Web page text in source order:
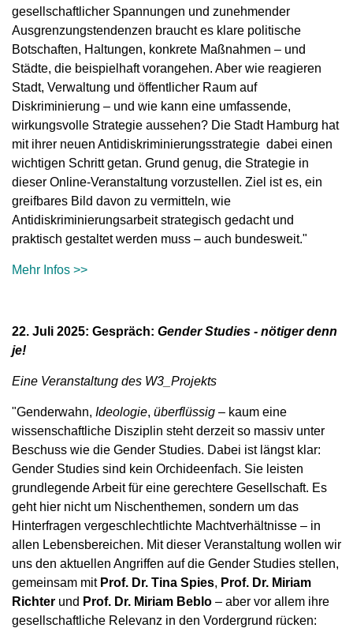
gesellschaftlicher Spannungen und zunehmender
Ausgrenzungstendenzen braucht es klare politische
Botschaften, Haltungen, konkrete Maßnahmen – und
Städte, die beispielhaft vorangehen. Aber wie reagieren
Stadt, Verwaltung und öffentlicher Raum auf
Diskriminierung – und wie kann eine umfassende,
wirkungsvolle Strategie aussehen? Die Stadt Hamburg hat
mit ihrer neuen Antidiskriminierungsstrategie dabei einen
wichtigen Schritt getan. Grund genug, die Strategie in
dieser Online-Veranstaltung vorzustellen. Ziel ist es, ein
greifbares Bild davon zu vermitteln, wie
Antidiskriminierungsarbeit strategisch gedacht und
praktisch gestaltet werden muss – auch bundesweit."
Mehr Infos >>
22. Juli 2025: Gespräch: Gender Studies - nötiger denn
je!
Eine Veranstaltung des W3_Projekts
"Genderwahn, Ideologie, überflüssig – kaum eine
wissenschaftliche Disziplin steht derzeit so massiv unter
Beschuss wie die Gender Studies. Dabei ist längst klar:
Gender Studies sind kein Orchideenfach. Sie leisten
grundlegende Arbeit für eine gerechtere Gesellschaft. Es
geht hier nicht um Nischenthemen, sondern um das
Hinterfragen vergeschlechtlichte Machtverhältnisse – in
allen Lebensbereichen. Mit dieser Veranstaltung wollen wir
uns den aktuellen Angriffen auf die Gender Studies stellen,
gemeinsam mit Prof. Dr. Tina Spies, Prof. Dr. Miriam
Richter und Prof. Dr. Miriam Beblo – aber vor allem ihre
gesellschaftliche Relevanz in den Vordergrund rücken: